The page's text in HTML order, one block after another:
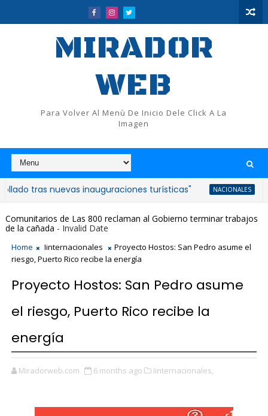
MIRADOR
WEB
Para Volver Al Menù De Inicio Dele Click A La
Imagen
nuevas inauguraciones turísticas" NACIONALES
Comunitarios de Las 800 reclaman al Gobierno terminar trabajos
de la cañada - Invalid Date
Home Iinternacionales
Proyecto Hostos: San Pedro asume el
riesgo, Puerto Rico recibe la energía
Proyecto Hostos: San Pedro asume
el riesgo, Puerto Rico recibe la
energía
Miradorweb.com 6 months ago Iinternacionales,